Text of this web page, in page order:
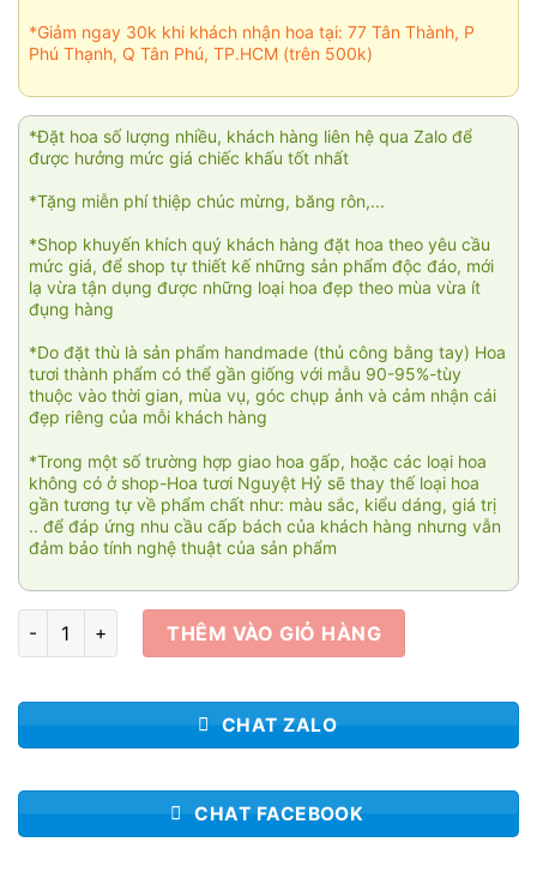
*Giảm ngay 30k khi khách nhận hoa tại: 77 Tân Thành, P
Phú Thạnh, Q Tân Phú, TP.HCM (trên 500k)
*Đặt hoa số lượng nhiều, khách hàng liên hệ qua Zalo để
được hưởng mức giá chiếc khấu tốt nhất
*Tặng miễn phí thiệp chúc mừng, băng rôn,...
*Shop khuyến khích quý khách hàng đặt hoa theo yêu cầu
mức giá, để shop tự thiết kế những sản phẩm độc đáo, mới
lạ vừa tận dụng được những loại hoa đẹp theo mùa vừa ít
đụng hàng
*Do đặt thù là sản phẩm handmade (thủ công bằng tay) Hoa
tươi thành phẩm có thể gần giống với mẫu 90-95%-tùy
thuộc vào thời gian, mùa vụ, góc chụp ảnh và cảm nhận cái
đẹp riêng của mỗi khách hàng
*Trong một số trường hợp giao hoa gấp, hoặc các loại hoa
không có ở shop-Hoa tươi Nguyệt Hỷ sẽ thay thế loại hoa
gần tương tự về phẩm chất như: màu sắc, kiểu dáng, giá trị
.. để đáp ứng nhu cầu cấp bách của khách hàng nhưng vẫn
đảm bảo tính nghệ thuật của sản phẩm
Đại thành công HKT016 số lượng
THÊM VÀO GIỎ HÀNG
CHAT ZALO
CHAT FACEBOOK